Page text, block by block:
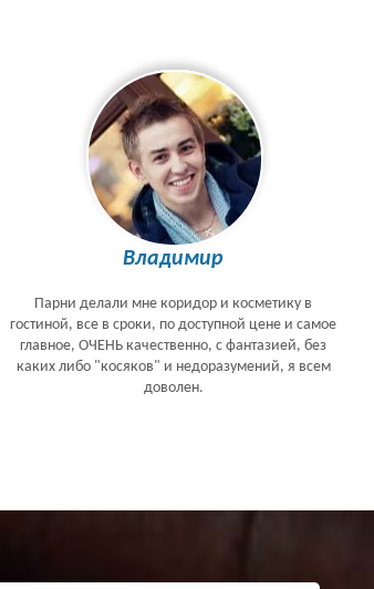
Владимир
Парни делали мне коридор и косметику в
гостиной, все в сроки, по доступной цене и самое
главное, ОЧЕНЬ качественно, с фантазией, без
каких либо "косяков" и недоразумений, я всем
доволен.